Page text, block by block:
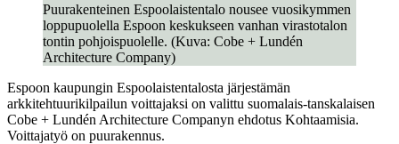
Puurakenteinen Espoolaistentalo nousee vuosikymmen
loppupuolella Espoon keskukseen vanhan virastotalon
tontin pohjoispuolelle. (Kuva: Cobe + Lundén
Architecture Company)
Espoon kaupungin Espoolaistentalosta järjestämän
arkkitehtuurikilpailun voittajaksi on valittu suomalais-tanskalaisen
Cobe + Lundén Architecture Companyn ehdotus Kohtaamisia.
Voittajatyö on puurakennus.